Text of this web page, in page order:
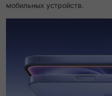
мобильных устройств.